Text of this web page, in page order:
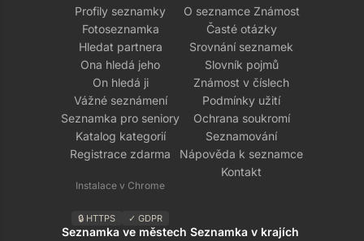
Profily seznamky
Fotoseznamka
Hledat partnera
Ona hledá jeho
On hledá ji
Vážné seznámení
Seznamka pro seniory
Katalog kategorií
Registrace zdarma
Instalace v Chrome
🔒 HTTPS ✓ GDPR
O seznamce Známost
Časté otázky
Srovnání seznamek
Slovník pojmů
Známost v číslech
Podmínky užití
Ochrana soukromí
Seznamování
Nápověda k seznamce
Kontakt
Seznamka ve městech Seznamka v krajích